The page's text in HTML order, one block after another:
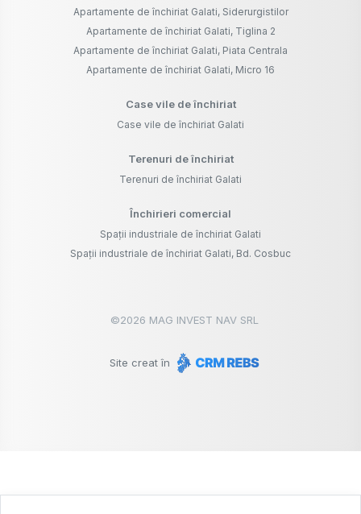
Apartamente de închiriat Galati, Siderurgistilor
Apartamente de închiriat Galati, Tiglina 2
Apartamente de închiriat Galati, Piata Centrala
Apartamente de închiriat Galati, Micro 16
Case vile de închiriat
Case vile de închiriat Galati
Terenuri de închiriat
Terenuri de închiriat Galati
Închirieri comercial
Spații industriale de închiriat Galati
Spații industriale de închiriat Galati, Bd. Cosbuc
©2026 MAG INVEST NAV SRL
Site creat în